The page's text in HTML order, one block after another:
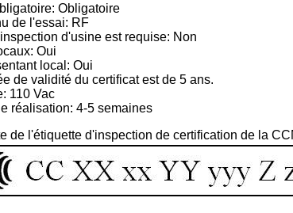
Obligatoire
de l'essai: RF
d'usine est requise: Non
Oui
local: Oui
de validité du certificat est de 5 ans.
110 Vac
réalisation: 4-5 semaines
de l'étiquette d'inspection de certification de la